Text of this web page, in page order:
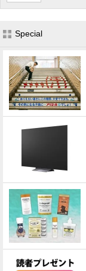
Special